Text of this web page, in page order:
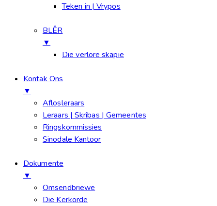
Teken in | Vrypos
BLÊR
▼
Die verlore skapie
Kontak Ons
▼
Aflosleraars
Leraars | Skribas | Gemeentes
Ringskommissies
Sinodale Kantoor
Dokumente
▼
Omsendbriewe
Die Kerkorde